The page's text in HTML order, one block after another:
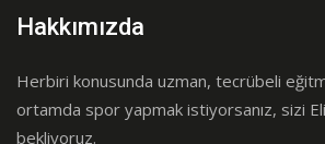
Hakkımızda
Herbiri konusunda uzman, tecrübeli
ortamda spor yapmak istiyorsanız, sizi
bekliyoruz.